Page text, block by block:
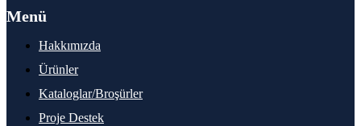
Menü
Hakkımızda
Ürünler
Kataloglar/Broşürler
Proje Destek